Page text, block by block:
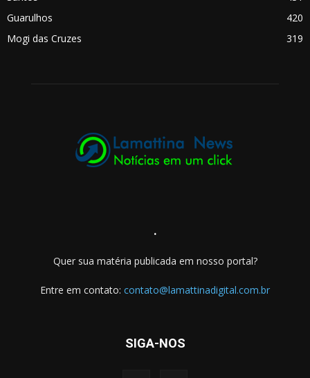
Guarulhos
420
Mogi das Cruzes
319
.
Quer sua matéria publicada em nosso portal?
Entre em contato: contato@lamattinadigital.com.br
SIGA-NOS